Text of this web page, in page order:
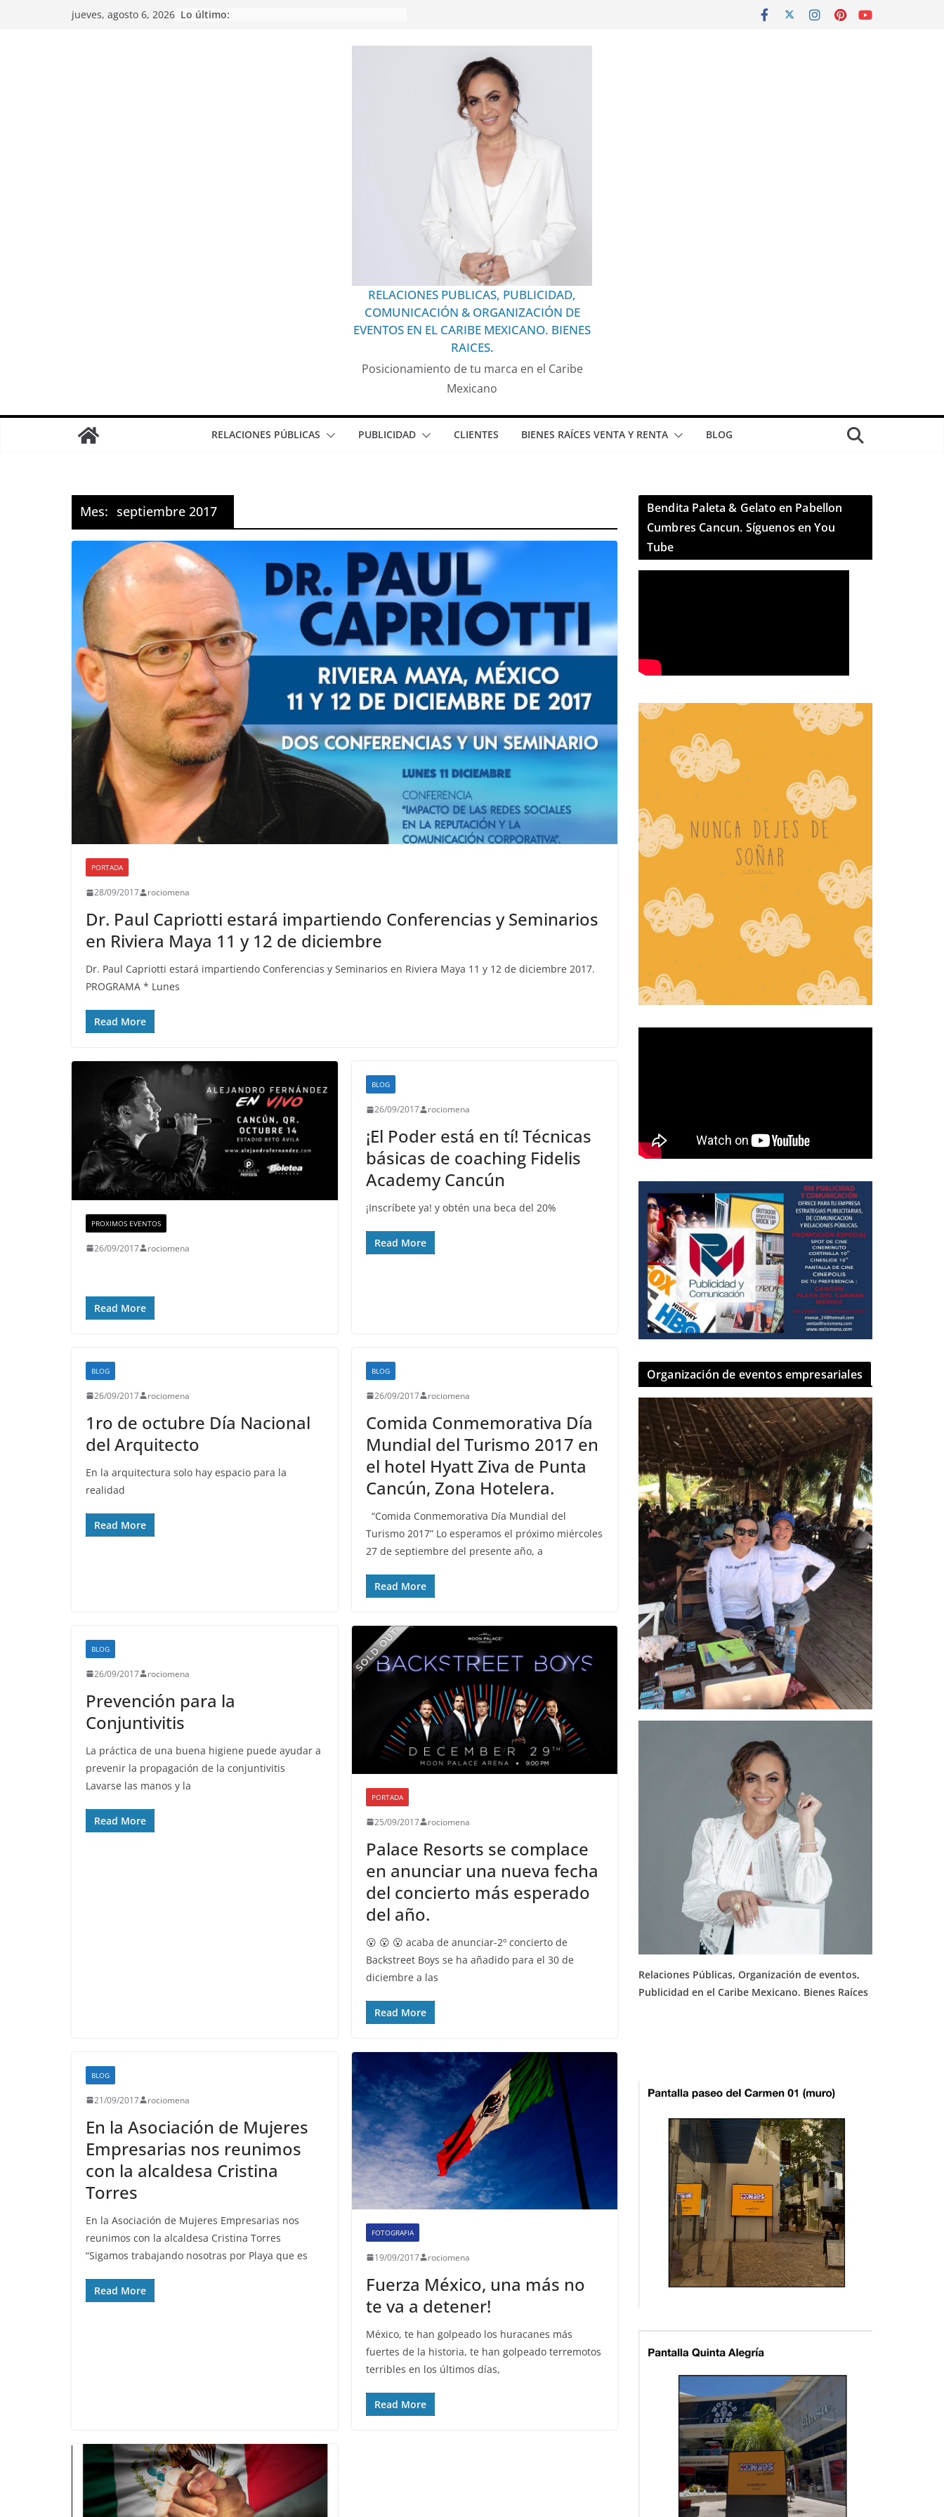
jueves, agosto 6, 2026 Lo último:
RELACIONES PUBLICAS, PUBLICIDAD,
COMUNICACIÓN & ORGANIZACIÓN DE
EVENTOS EN EL CARIBE MEXICANO. BIENES
RAICES.
Posicionamiento de tu marca en el Caribe
Mexicano
RELACIONES PÚBLICAS PUBLICIDAD CLIENTES BIENES RAÍCES VENTA Y RENTA BLOG
Mes: septiembre 2017
PORTADA
28/09/2017 rociomena
Dr. Paul Capriotti estará impartiendo Conferencias y Seminarios
en Riviera Maya 11 y 12 de diciembre
Dr. Paul Capriotti estará impartiendo Conferencias y Seminarios en Riviera Maya 11 y 12 de diciembre 2017.
PROGRAMA * Lunes
Read More
PROXIMOS EVENTOS
26/09/2017 rociomena
Read More
BLOG
26/09/2017 rociomena
¡El Poder está en tí! Técnicas
básicas de coaching Fidelis
Academy Cancún
¡Inscríbete ya! y obtén una beca del 20%
Read More
BLOG
26/09/2017 rociomena
1ro de octubre Día Nacional
del Arquitecto
En la arquitectura solo hay espacio para la
realidad
Read More
BLOG
26/09/2017 rociomena
Comida Conmemorativa Día
Mundial del Turismo 2017 en
el hotel Hyatt Ziva de Punta
Cancún, Zona Hotelera.
“Comida Conmemorativa Día Mundial del
Turismo 2017” Lo esperamos el próximo miércoles
27 de septiembre del presente año, a
Read More
BLOG
26/09/2017 rociomena
Prevención para la
Conjuntivitis
La práctica de una buena higiene puede ayudar a
prevenir la propagación de la conjuntivitis
Lavarse las manos y la
Read More
PORTADA
25/09/2017 rociomena
Palace Resorts se complace
en anunciar una nueva fecha
del concierto más esperado
del año.
😮 😮 😮 acaba de anunciar-2º concierto de
Backstreet Boys se ha añadido para el 30 de
diciembre a las
Read More
BLOG
21/09/2017 rociomena
En la Asociación de Mujeres
Empresarias nos reunimos
con la alcaldesa Cristina
Torres
En la Asociación de Mujeres Empresarias nos
reunimos con la alcaldesa Cristina Torres
“Sigamos trabajando nosotras por Playa que es
Read More
FOTOGRAFIA
19/09/2017 rociomena
Fuerza México, una más no
te va a detener!
México, te han golpeado los huracanes más
fuertes de la historia, te han golpeado terremotos
terribles en los últimos días,
Read More
Bendita Paleta & Gelato en Pabellon
Cumbres Cancun. Síguenos en You
Tube
Organización de eventos empresariales
Relaciones Públicas, Organización de eventos,
Publicidad en el Caribe Mexicano. Bienes Raíces